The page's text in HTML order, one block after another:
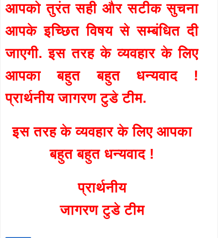
आपको तुरंत सही और सटीक सुचना
आपके इच्छित विषय से सम्बंधित दी
जाएगी. इस तरह के व्यवहार के लिए
आपका बहुत बहुत धन्यवाद !
प्रार्थनीय जागरण टुडे टीम.
इस तरह के व्यवहार के लिए आपका
बहुत बहुत धन्यवाद !
प्रार्थनीय
जागरण टुडे टीम